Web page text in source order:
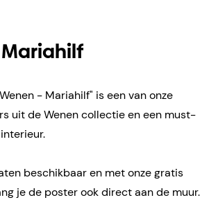
- Mariahilf" is een van onze
uit de Wenen collectie en een must-
beschikbaar en met onze gratis
je de poster ook direct aan de muur.